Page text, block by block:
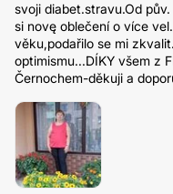
svoji diabet.stravu.Od
si novę oblečení o více
věku,podařilo se mi
optimismu...DÍKY všem z
Černochem-děkuji a